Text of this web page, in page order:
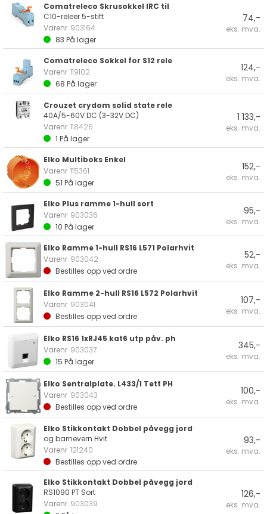
Comatreleco Skrusokkel IRC til
C10-releer 5-stift
Varenr 903164
83 På lager
74,-
eks. mva.
Comatreleco Sokkel for S12 rele
Varenr 119102
68 På lager
124,-
eks. mva.
Crouzet crydom solid state rele
40A/5-60V DC (3-32V DC)
Varenr 118426
1 På lager
1 133,-
eks. mva.
Elko Multiboks Enkel
Varenr 115361
51 På lager
152,-
eks. mva.
Elko Plus ramme 1-hull sort
Varenr 903036
10 På lager
95,-
eks. mva.
Elko Ramme 1-hull RS16 L571 Polarhvit
Varenr 903042
Bestilles opp ved ordre
52,-
eks. mva.
Elko Ramme 2-hull RS16 L572 Polarhvit
Varenr 903041
Bestilles opp ved ordre
107,-
eks. mva.
Elko RS16 1xRJ45 kat6 utp påv. ph
Varenr 903037
15 På lager
345,-
eks. mva.
Elko Sentralplate. L433/1 Tett PH
Varenr 903043
Bestilles opp ved ordre
100,-
eks. mva.
Elko Stikkontakt Dobbel påvegg jord
og barnevern Hvit
Varenr 121240
Bestilles opp ved ordre
93,-
eks. mva.
Elko Stikkontakt Dobbel påvegg jord
RS1090 PT Sort
Varenr 903039
126,-
eks. mva.